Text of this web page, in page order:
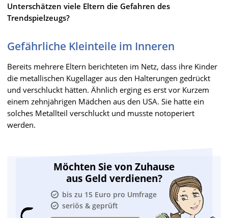
Unterschätzen viele Eltern die Gefahren des
Trendspielzeugs?
Gefährliche Kleinteile im Inneren
Bereits mehrere Eltern berichteten im Netz, dass ihre Kinder
die metallischen Kugellager aus den Halterungen gedrückt
und verschluckt hätten. Ähnlich erging es erst vor Kurzem
einem zehnjährigen Mädchen aus den USA. Sie hatte ein
solches Metallteil verschluckt und musste notoperiert
werden.
Möchten Sie von Zuhause
aus Geld verdienen?
bis zu 15 Euro pro Umfrage
seriös & geprüft